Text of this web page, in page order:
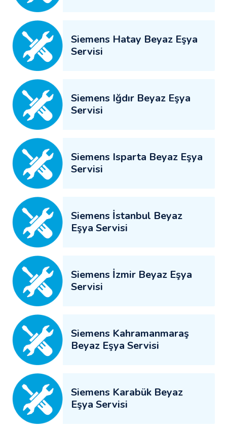
Siemens Hatay Beyaz Eşya
Servisi
Siemens Iğdır Beyaz Eşya
Servisi
Siemens Isparta Beyaz Eşya
Servisi
Siemens İstanbul Beyaz
Eşya Servisi
Siemens İzmir Beyaz Eşya
Servisi
Siemens Kahramanmaraş
Beyaz Eşya Servisi
Siemens Karabük Beyaz
Eşya Servisi